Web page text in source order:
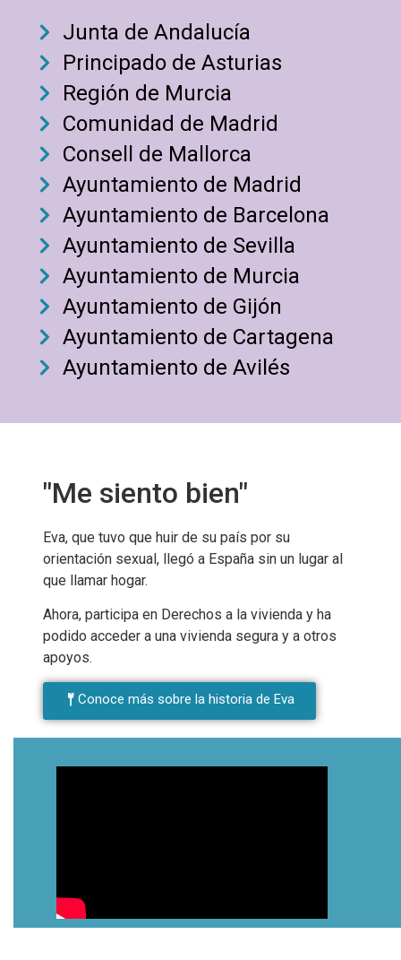
Junta de Andalucía
Principado de Asturias
Región de Murcia
Comunidad de Madrid
Consell de Mallorca
Ayuntamiento de Madrid
Ayuntamiento de Barcelona
Ayuntamiento de Sevilla
Ayuntamiento de Murcia
Ayuntamiento de Gijón
Ayuntamiento de Cartagena
Ayuntamiento de Avilés
"Me siento bien"
Eva, que tuvo que huir de su país por su
orientación sexual, llegó a España sin un lugar al
que llamar hogar.
Ahora, participa en Derechos a la vivienda y ha
podido acceder a una vivienda segura y a otros
apoyos.
Conoce más sobre la historia de Eva